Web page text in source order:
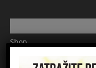
Shop
Pretplata